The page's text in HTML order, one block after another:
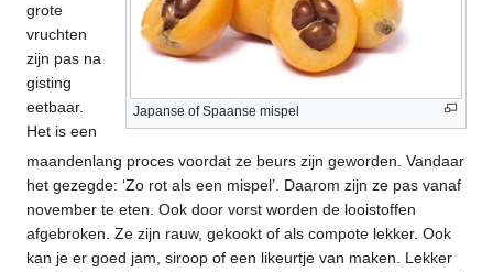
Japanse of Spaanse mispel
grote
vruchten
zijn pas na
gisting
eetbaar.
Het is een
maandenlang proces voordat ze beurs zijn geworden. Vandaar
het gezegde: ‘Zo rot als een mispel’. Daarom zijn ze pas vanaf
november te eten. Ook door vorst worden de looistoffen
afgebroken. Ze zijn rauw, gekookt of als compote lekker. Ook
kan je er goed jam, siroop of een likeurtje van maken. Lekker